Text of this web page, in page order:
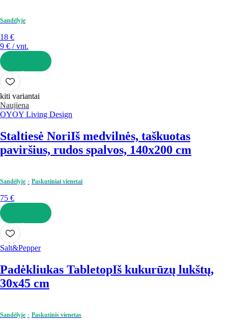
Sandėlyje
18 €
9 € / vnt.
Į KREPŠELĮ
kiti variantai
Naujiena
OYOY Living Design
Staltiesė NoriIš medvilnės, taškuotas
paviršius, rudos spalvos, 140x200 cm
Sandėlyje Paskutiniai vienetai
75 €
Į KREPŠELĮ
Salt&Pepper
Padėkliukas TabletopIš kukurūzų lukštų,
30x45 cm
Sandėlyje Paskutinis vienetas